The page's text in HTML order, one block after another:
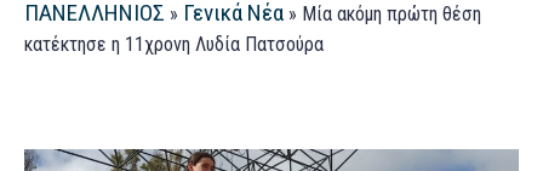
ΠΑΝΕΛΛΗΝΙΟΣ » Γενικά Νέα » Μία ακόμη πρώτη θέση
κατέκτησε η 11χρονη Λυδία Πατσούρα